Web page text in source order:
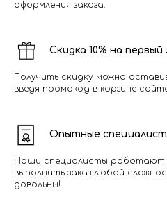
оформления заказа.
Скидка 10% на первый
Получить скидку можно
введя промокод в корзине
Опытные
Наши специалисты работают
выполнить заказ любой
довольны!